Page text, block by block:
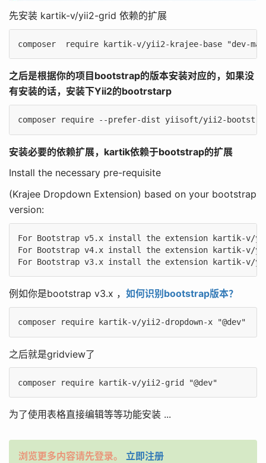
先安装 kartik-v/yii2-grid 依赖的扩展
之后是根据你的项目bootstrap的版本安装对应的，如果没
有安装的话，安装下Yii2的bootrstarp
安装必要的依赖扩展，kartik依赖于bootstrap的扩展
Install the necessary pre-requisite
(Krajee Dropdown Extension) based on your bootstrap
version:
For Bootstrap v5.x install the extension kartik-v/
For Bootstrap v4.x install the extension kartik-v/
例如你是bootstrap v3.x ， 如何识别bootstrap版本？
之后就是gridview了
为了使用表格直接编辑等等功能安装 ...
浏览更多内容请先登录。 立即注册